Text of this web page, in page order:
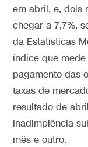
em abril, e, dois
chegar a 7,7%,
da Estatísticas
índice que
pagamento das
taxas de
resultado de
inadimplência
mês e outro.